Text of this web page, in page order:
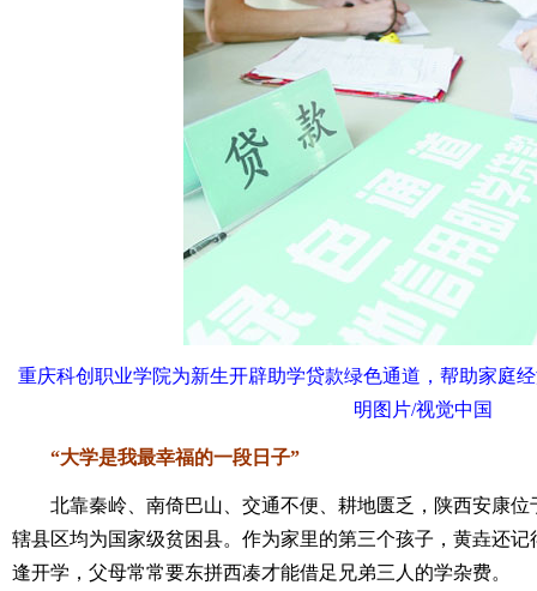
重庆科创职业学院为新生开辟助学贷款绿色通道，帮助家庭
明图片/视觉中国
“大学是我最幸福的一段日子”
北靠秦岭、南倚巴山、交通不便、耕地匮乏，陕西安康位
辖县区均为国家级贫困县。作为家里的第三个孩子，黄垚还
逢开学，父母常常要东拼西凑才能借足兄弟三人的学杂费。